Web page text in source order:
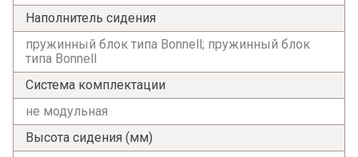
Наполнитель сидения
пружинный блок типа Bonnell; пружинный блок
типа Bonnell
Система комплектации
не модульная
Высота сидения (мм)